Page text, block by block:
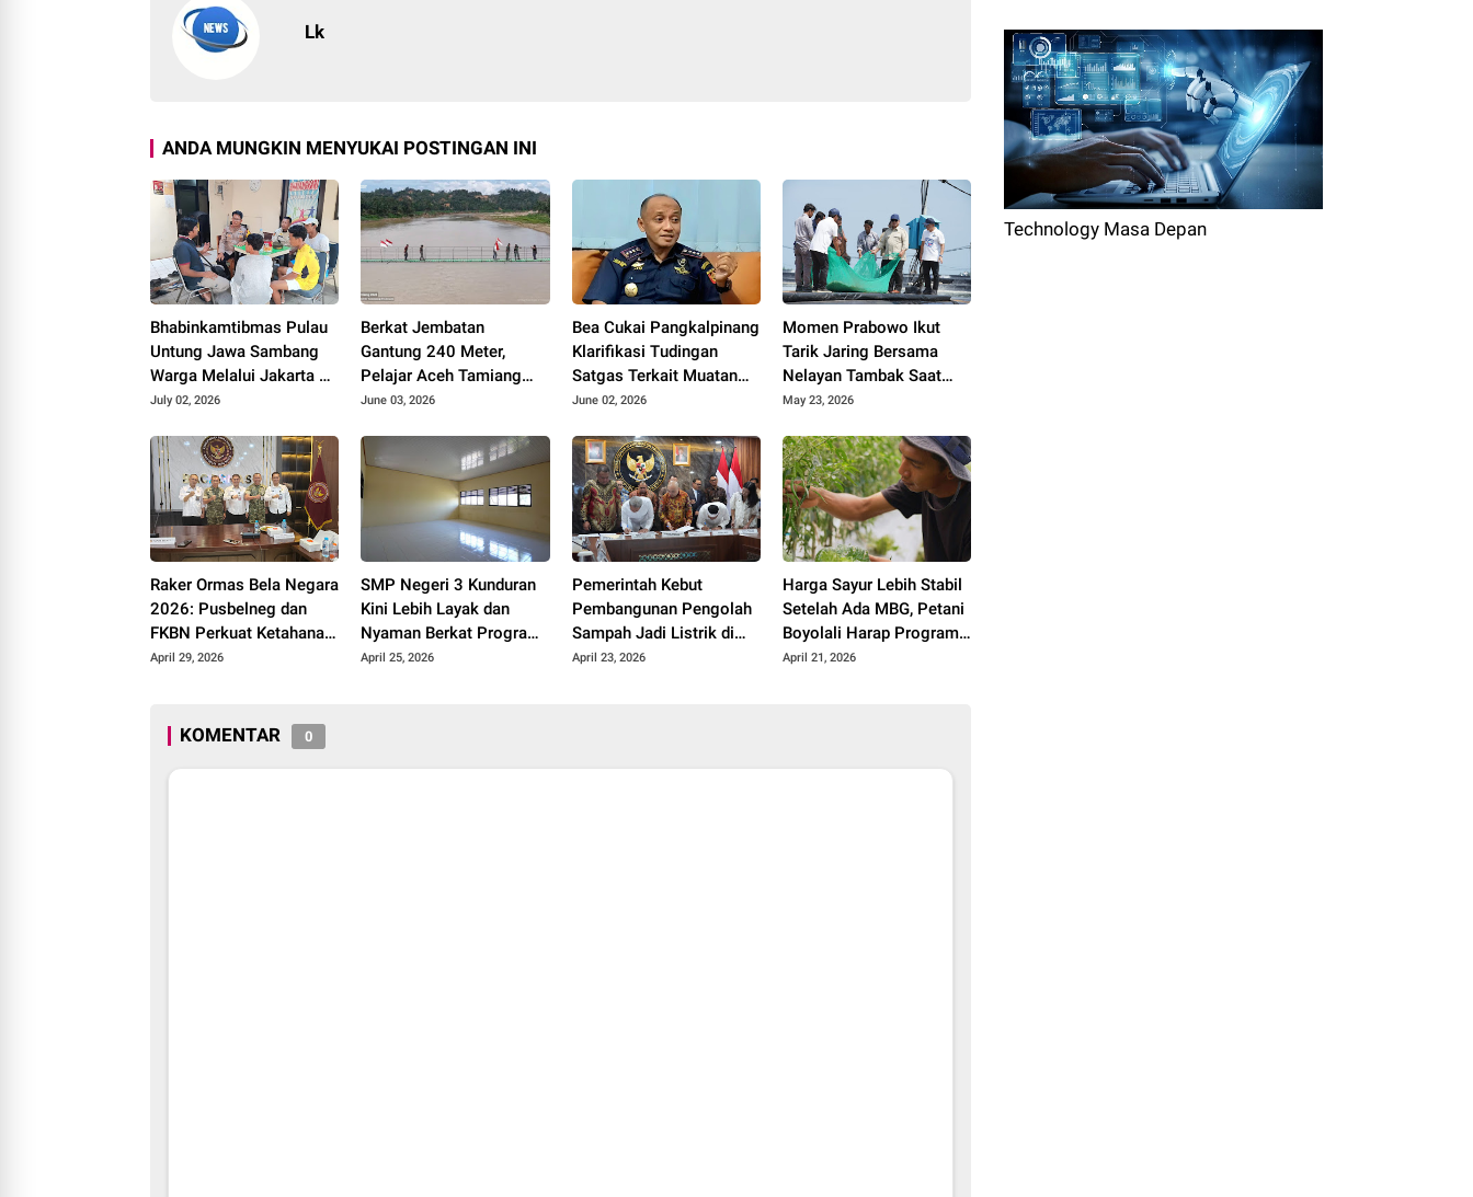
Lk
ANDA MUNGKIN MENYUKAI POSTINGAN INI
Bhabinkamtibmas Pulau
Untung Jawa Sambang
Warga Melalui Jakarta On
The Spot, Sosialisasikan
July 02, 2026
Berkat Jembatan
Gantung 240 Meter,
Pelajar Aceh Tamiang
Kini Bisa Berangkat
June 03, 2026
Bea Cukai Pangkalpinang
Klarifikasi Tudingan
Satgas Terkait Muatan
15 Kontainer PT PMM:
June 02, 2026
Momen Prabowo Ikut
Tarik Jaring Bersama
Nelayan Tambak Saat
Panen Raya Udang di
May 23, 2026
Raker Ormas Bela Negara
2026: Pusbelneg dan
FKBN Perkuat Ketahanan
Pangan Nasional
April 29, 2026
SMP Negeri 3 Kunduran
Kini Lebih Layak dan
Nyaman Berkat Program
Revitalisasi Sekolah dari
April 25, 2026
Pemerintah Kebut
Pembangunan Pengolah
Sampah Jadi Listrik di
Bekasi, Bogor, hingga
April 23, 2026
Harga Sayur Lebih Stabil
Setelah Ada MBG, Petani
Boyolali Harap Program
Terus Berlanjut
April 21, 2026
KOMENTAR 0
Technology Masa Depan